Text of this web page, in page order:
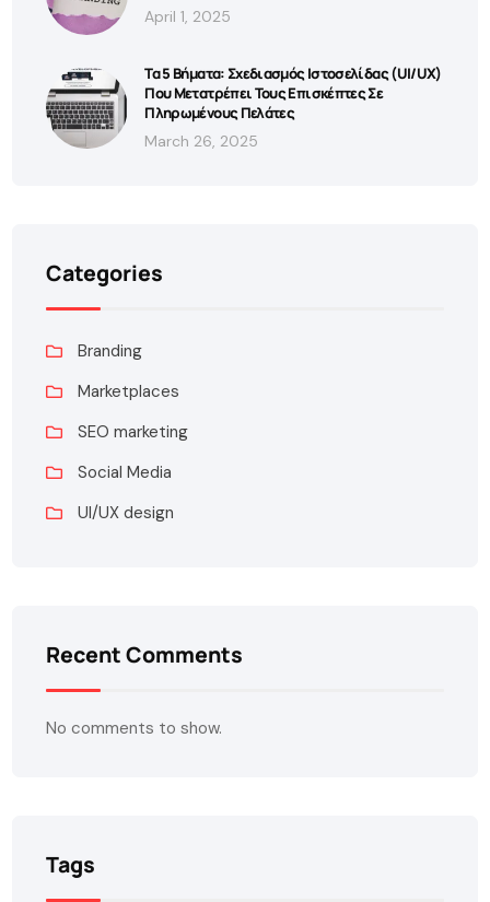
April 1, 2025
Τα 5 Βήματα: Σχεδιασμός Ιστοσελίδας (UI/UX)
Που Μετατρέπει Τους Επισκέπτες Σε
Πληρωμένους Πελάτες
March 26, 2025
Categories
Branding
Marketplaces
SEO marketing
Social Media
UI/UX design
Recent Comments
No comments to show.
Tags